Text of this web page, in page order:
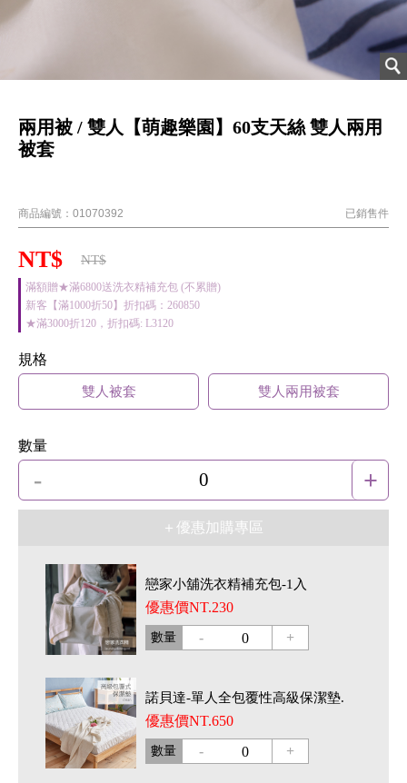
兩用被 / 雙人【萌趣樂園】60支天絲 雙人兩用
被套
商品編號： 01070392 已銷售件
NT$ NT$
滿額贈★滿6800送洗衣精補充包 (不累贈)
新客【滿1000折50】折扣碼：260850
★滿3000折120，折扣碼: L3120
規格
雙人被套 雙人兩用被套
數量
- 0 +
＋優惠加購專區
戀家小舖洗衣精補充包-1入
優惠價NT.230
數量 - 0 +
諾貝達-單人全包覆性高級保潔墊.
優惠價NT.650
數量 - 0 +